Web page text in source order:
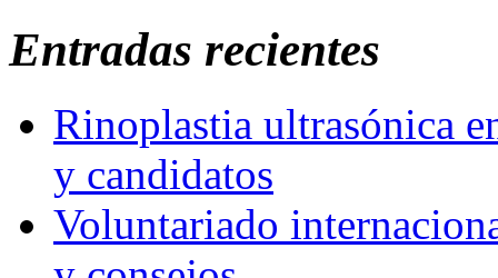
Entradas recientes
Rinoplastia ultrasónica
y candidatos
Voluntariado